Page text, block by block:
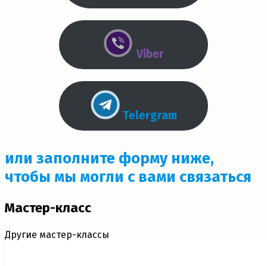
Viber
Telergram
или заполните форму ниже,
чтобы мы могли с вами связаться
Мастер-класс
Другие мастер-классы